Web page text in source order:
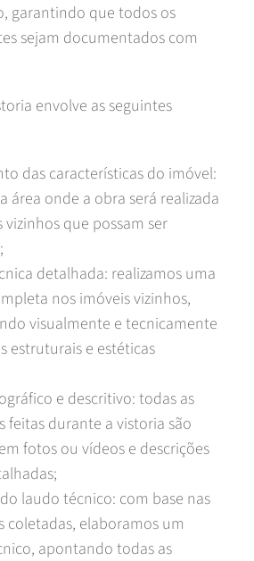
garantindo que todos os
sejam documentados com
envolve as seguintes
das características do imóvel:
área onde a obra será realizada
vizinhos que possam ser
detalhada: realizamos uma
nos imóveis vizinhos,
visualmente e tecnicamente
estruturais e estéticas
e descritivo: todas as
feitas durante a vistoria são
fotos ou vídeos e descrições
laudo técnico: com base nas
coletadas, elaboramos um
apontando todas as